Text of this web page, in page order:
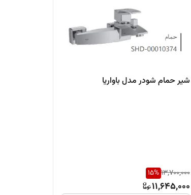
شیر حمام شودر مدل باواریا
13,700,000
15%
11,645,000